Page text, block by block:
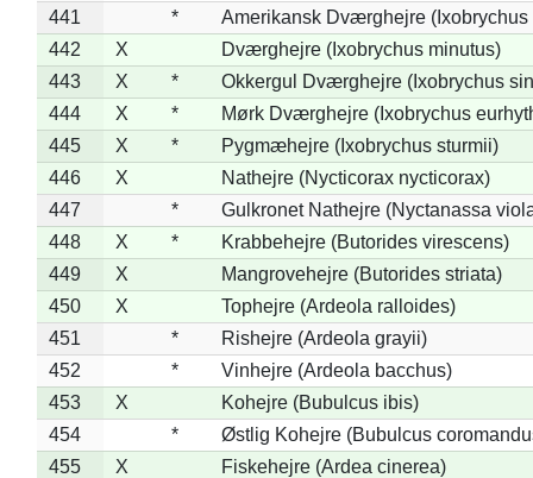
441
*
Amerikansk Dværghejre (Ixobrychus
442
X
Dværghejre (Ixobrychus minutus)
443
X *
Okkergul Dværghejre (Ixobrychus
444
X *
Mørk Dværghejre (Ixobrychus
445
X *
Pygmæhejre (Ixobrychus sturmii)
446
X
Nathejre (Nycticorax nycticorax)
447
*
Gulkronet Nathejre (Nyctanassa
448
X *
Krabbehejre (Butorides virescens)
449
X
Mangrovehejre (Butorides striata)
450
X
Tophejre (Ardeola ralloides)
451
*
Rishejre (Ardeola grayii)
452
*
Vinhejre (Ardeola bacchus)
453
X
Kohejre (Bubulcus ibis)
454
*
Østlig Kohejre (Bubulcus
455
X
Fiskehejre (Ardea cinerea)